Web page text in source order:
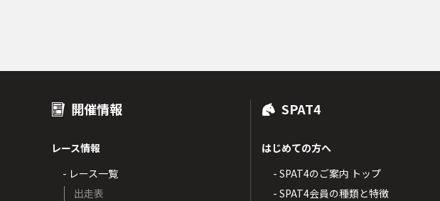
開催情報
レース情報
- レース一覧
出走表
SPAT4
はじめての方へ
- SPAT4のご案内 トップ
- SPAT4会員の種類と特徴